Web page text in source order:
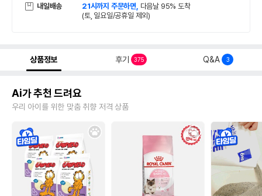
내일배송 21시까지 주문하면, 다음날 95% 도착
(토, 일요일/공휴일 제외)
상품정보 후기 375 Q&A 3
Ai가 추천 드려요
우리 아이를 위한 맞춤 취향 저격 상품